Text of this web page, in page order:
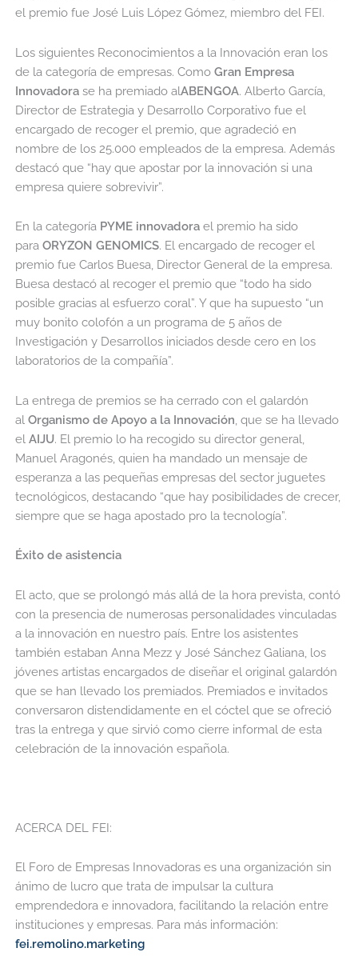
el premio fue José Luis López Gómez, miembro del FEI.
Los siguientes Reconocimientos a la Innovación eran los
de la categoría de empresas. Como Gran Empresa
Innovadorase ha premiado alABENGOA. Alberto García,
Director de Estrategia y Desarrollo Corporativo fue el
encargado de recoger el premio, que agradeció en
nombre de los 25.000 empleados de la empresa. Además
destacó que “hay que apostar por la innovación si una
empresa quiere sobrevivir”.
En la categoría PYME innovadorael premio ha sido
para ORYZON GENOMICS. El encargado de recoger el
premio fue Carlos Buesa, Director General de la empresa.
Buesa destacó al recoger el premio que “todo ha sido
posible gracias al esfuerzo coral”. Y que ha supuesto “un
muy bonito colofón a un programa de 5 años de
Investigación y Desarrollos iniciados desde cero en los
laboratorios de la compañía”.
La entrega de premios se ha cerrado con el galardón
al Organismo de Apoyo a la Innovación , que se ha llevado
el AIJU. El premio lo ha recogido su director general,
Manuel Aragonés, quien ha mandado un mensaje de
esperanza a las pequeñas empresas del sector juguetes
tecnológicos, destacando “que hay posibilidades de crecer,
siempre que se haga apostado pro la tecnología”.
Éxito de asistencia
El acto, que se prolongó más allá de la hora prevista, contó
con la presencia de numerosas personalidades vinculadas
a la innovación en nuestro país. Entre los asistentes
también estaban Anna Mezz y José Sánchez Galiana, los
jóvenes artistas encargados de diseñar el original galardón
que se han llevado los premiados. Premiados e invitados
conversaron distendidamente en el cóctel que se ofreció
tras la entrega y que sirvió como cierre informal de esta
celebración de la innovación española.
ACERCA DEL FEI:
El Foro de Empresas Innovadoras es una organización sin
ánimo de lucro que trata de impulsar la cultura
emprendedora e innovadora, facilitando la relación entre
instituciones y empresas. Para más información:
fei.remolino.marketing